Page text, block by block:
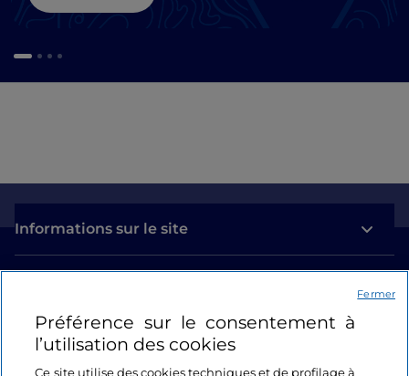
Informations sur le site
Se connecter
Suivez-nous
Préférence sur le consentement à
l’utilisation des cookies
Ce site utilise des cookies techniques et de profilage à
Fermer